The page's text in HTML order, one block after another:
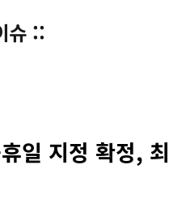
슈 ::
일 지정 확정,